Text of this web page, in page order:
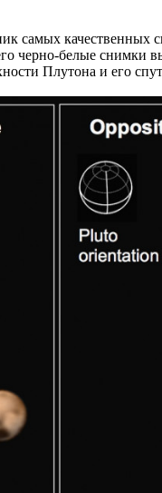
самых качественных
черно-белые снимки
Плутона и его